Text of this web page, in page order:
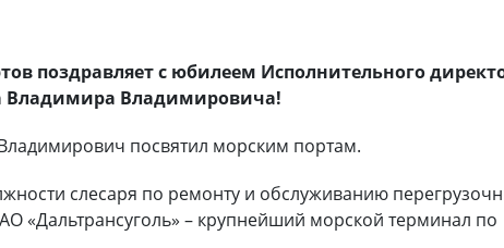
поздравляет с юбилеем Исполнительного
Владимира Владимировича!
посвятил морским портам.
слесаря по ремонту и обслуживанию
«Дальтрансуголь» – крупнейший морской терминал по